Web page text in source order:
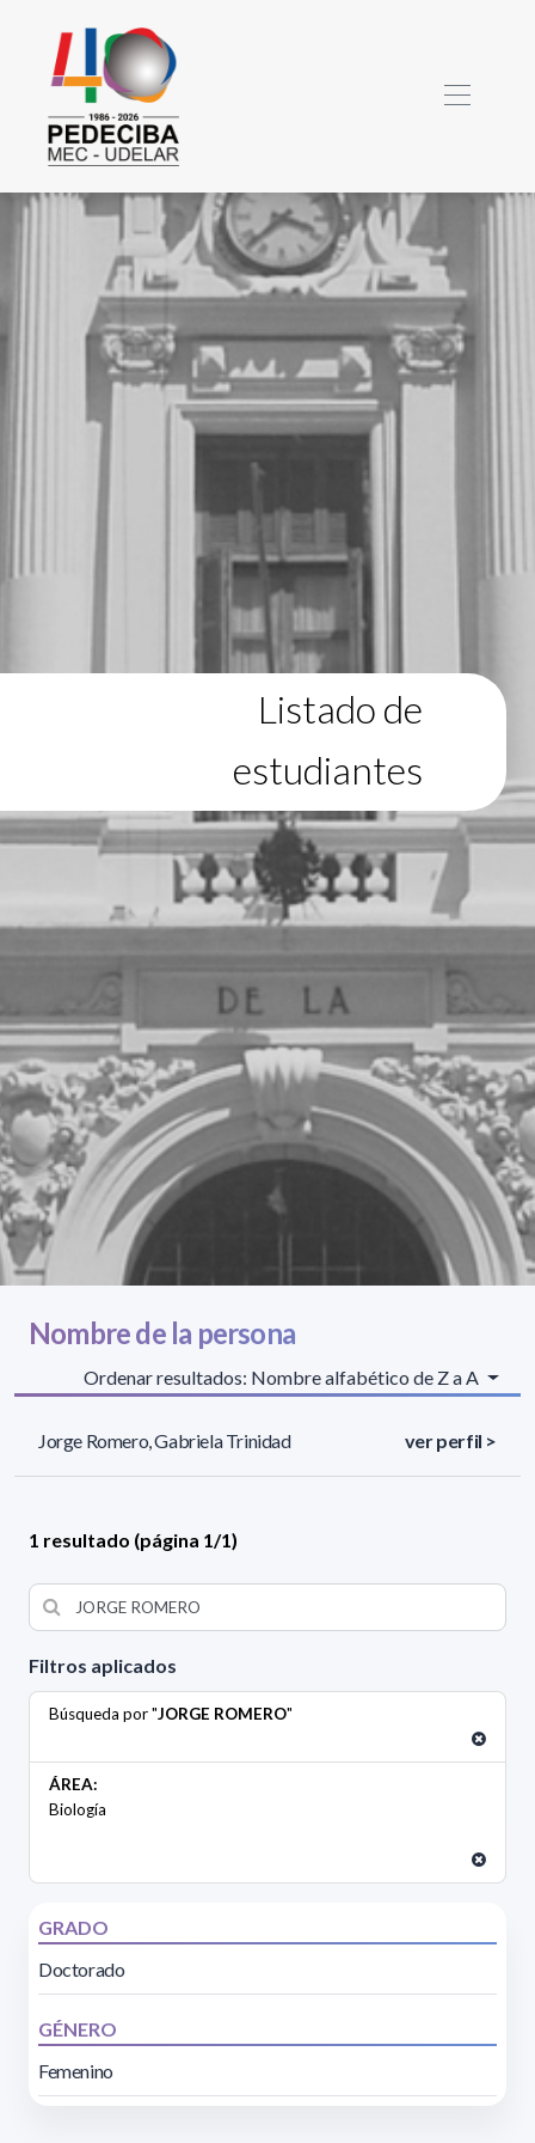
Listado de
estudiantes
Filtros aplicados
Búsqueda por "JORGE ROMERO"
ÁREA:
Biología
GRADO
Doctorado
GÉNERO
Femenino
Nombre de la persona
Ordenar resultados: Nombre alfabético de Z a A
Jorge Romero, Gabriela Trinidad ver perfil >
1 resultado (página 1/1)